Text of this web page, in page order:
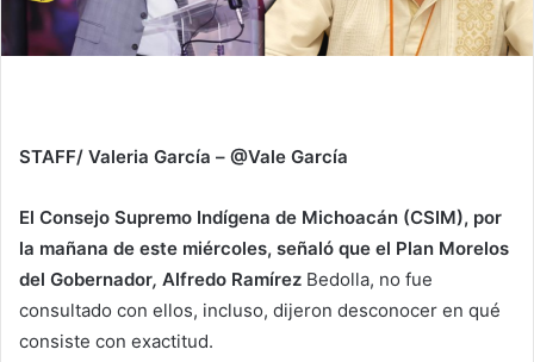
STAFF/ Valeria García – @Vale García
El Consejo Supremo Indígena de Michoacán (CSIM), por
la mañana de este miércoles, señaló que el Plan Morelos
del Gobernador, Alfredo Ramírez Bedolla, no fue
consultado con ellos, incluso, dijeron desconocer en qué
consiste con exactitud.